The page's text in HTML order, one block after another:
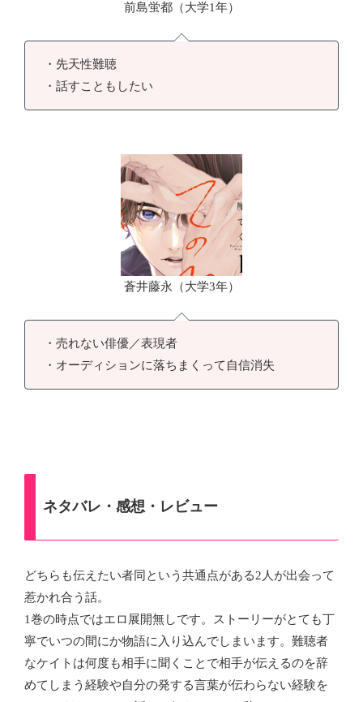
前島蛍都（大学1年）
・先天性難聴
・話すこともしたい
蒼井藤永（大学3年）
・売れない俳優／表現者
・オーディションに落ちまくって自信消失
ネタバレ・感想・レビュー
どちらも伝えたい者同という共通点がある2人が出会って
惹かれ合う話。
1巻の時点ではエロ展開無しです。ストーリーがとても丁
寧でいつの間にか物語に入り込んでしまいます。難聴者
なケイトは何度も相手に聞くことで相手が伝えるのを辞
めてしまう経験や自分の発する言葉が伝わらない経験を